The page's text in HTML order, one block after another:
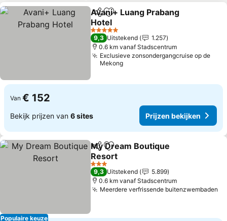
DelenToevoegen aan favorieten
Avani+ Luang Prabang
Hotel
5 Sterren
9,3 Uitstekend
1.257
0.6 km vanaf Stadscentrum
Exclusieve zonsondergangcruise op de
Mekong
Van € 152
Bekijk prijzen van 6 sites Prijzen bekijken
Populaire keuze
DelenToevoegen aan favorieten
My Dream Boutique
Resort
3 Sterren
9,3 Uitstekend
5.899
0.6 km vanaf Stadscentrum
Meerdere verfrissende buitenzwembaden